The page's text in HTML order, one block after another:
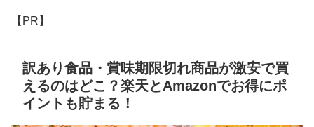
【PR】
訳あり食品・賞味期限切れ商品が激安で買
えるのはどこ？楽天とAmazonでお得にポ
イントも貯まる！